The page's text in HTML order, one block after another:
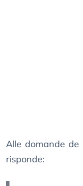
Alle domande de
risponde: